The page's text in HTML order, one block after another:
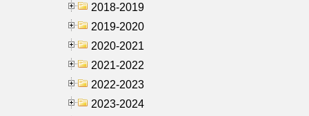
2018-2019
2019-2020
2020-2021
2021-2022
2022-2023
2023-2024